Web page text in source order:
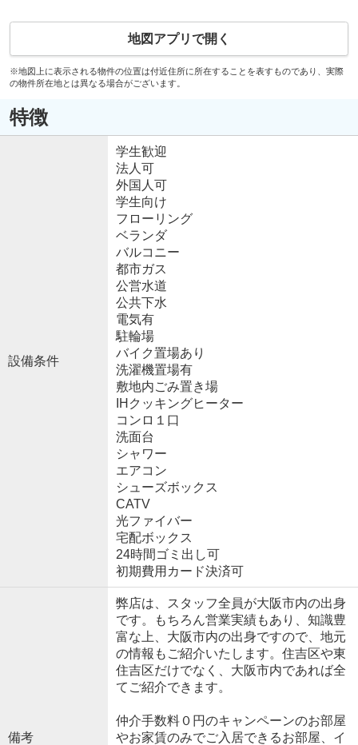
地図アプリで開く
※地図上に表示される物件の位置は付近住所に所在することを表すものであり、実際
の物件所在地とは異なる場合がございます。
特徴
設備条件
学生歓迎
法人可
外国人可
学生向け
フローリング
ベランダ
バルコニー
都市ガス
公営水道
公共下水
電気有
駐輪場
バイク置場あり
洗濯機置場有
敷地内ごみ置き場
IHクッキングヒーター
コンロ１口
洗面台
シャワー
エアコン
シューズボックス
CATV
光ファイバー
宅配ボックス
24時間ゴミ出し可
初期費用カード決済可
備考
弊店は、スタッフ全員が大阪市内の出身
です。もちろん営業実績もあり、知識豊
富な上、大阪市内の出身ですので、地元
の情報もご紹介いたします。住吉区や東
住吉区だけでなく、大阪市内であれば全
てご紹介できます。
仲介手数料０円のキャンペーンのお部屋
やお家賃のみでご入居できるお部屋、イ